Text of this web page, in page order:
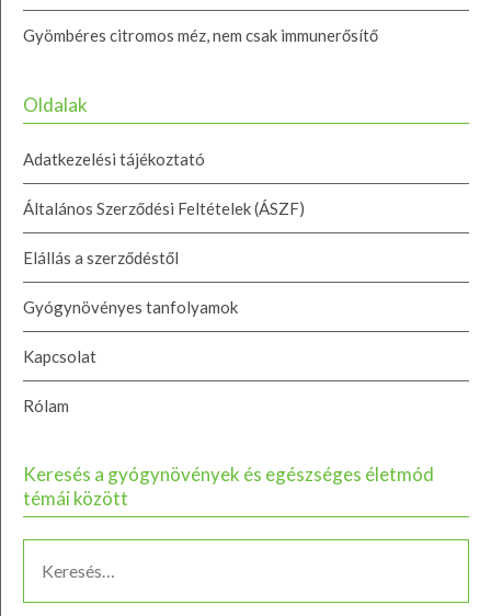
Gyömbéres citromos méz, nem csak immunerősítő
Oldalak
Adatkezelési tájékoztató
Általános Szerződési Feltételek (ÁSZF)
Elállás a szerződéstől
Gyógynövényes tanfolyamok
Kapcsolat
Rólam
Keresés a gyógynövények és egészséges életmód
témái között